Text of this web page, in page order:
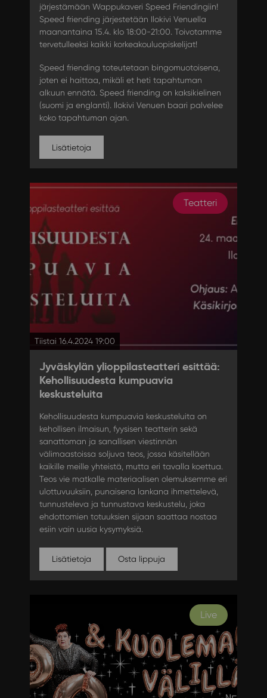
järjestämään Wappukaveri Speed Friendingiin!
Speed friending järjestetään Ilokivi Venuella
maanantaina 15.4. klo 18:00-21:00. Toivotamme
tervetulleeksi kaikki korkeakouluopiskelijat!
Speed friending toteutetaan bingomuotoisena,
joten ei haittaa, mikäli et heti tapahtuman
alkuun ennätä. Speed friending on kaksikielinen
(suomi ja englanti). Ilokivi Venuen baari palvelee
koko tapahtuman ajan.
Lisätietoja
Teatteri
Tiistai 16.4.2024 19:00
Jyväskylän ylioppilasteatteri esittää:
Kehollisuudesta kumpuavia
keskusteluita
Kehollisuudesta kumpuavia keskusteluita on
kehollisen ilmaisun, fyysisen teatterin sekä
sanattoman ja sanallisen viestinnän
välimaastoissa soljuva teos, jossa käsitellään
kaikille meille yhteistä, mutta eri tavalla koettua.
Teos vie matkalle materiaalisen olemuksemme eri
ulottuvuuksiin, punaisena lankana ihmettelevä,
tunnusteleva ja tunnustava keskustelu, joka
ehdottomien totuuksien sijaan saattaa nostaa
esiin vain uusia kysymyksiä.
Lisätietoja Osta lippuja
Live